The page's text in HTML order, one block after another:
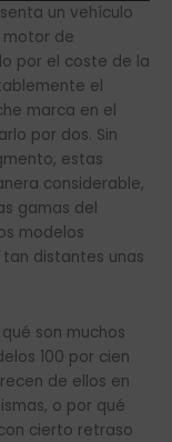
un vehículo
de
por el coste de la
el
marca en el
por dos. Sin
estas
considerable,
gamas del
modelos
distantes unas
son muchos
100 por cien
de ellos en
o por qué
cierto retraso